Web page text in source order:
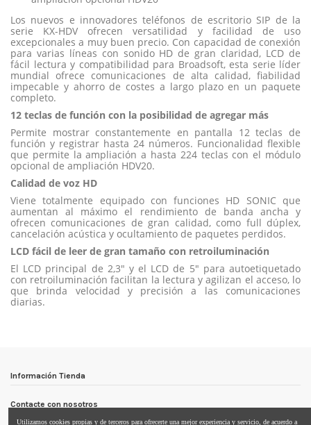
Los nuevos e innovadores teléfonos de escritorio SIP de la
serie KX-HDV ofrecen versatilidad y facilidad de uso
excepcionales a muy buen precio. Con capacidad de conexión
para varias líneas con sonido HD de gran claridad, LCD de
fácil lectura y compatibilidad para Broadsoft, esta serie líder
mundial ofrece comunicaciones de alta calidad, fiabilidad
impecable y ahorro de costes a largo plazo en un paquete
completo.
12 teclas de función con la posibilidad de agregar más
Permite mostrar constantemente en pantalla 12 teclas de
función y registrar hasta 24 números. Funcionalidad flexible
que permite la ampliación a hasta 224 teclas con el módulo
opcional de ampliación HDV20.
Calidad de voz HD
Viene totalmente equipado con funciones HD SONIC que
aumentan al máximo el rendimiento de banda ancha y
ofrecen comunicaciones de gran calidad, como full dúplex,
cancelación acústica y ocultamiento de paquetes perdidos.
LCD fácil de leer de gran tamaño con retroiluminación
El LCD principal de 2,3" y el LCD de 5" para autoetiquetado
con retroiluminación facilitan la lectura y agilizan el acceso, lo
que brinda velocidad y precisión a las comunicaciones
diarias.
Información Tienda
Contacte con nosotros
Utilizamos cookies propias y de terceros para ofrecerte una mejor experiencia y servicio, de acuerdo a